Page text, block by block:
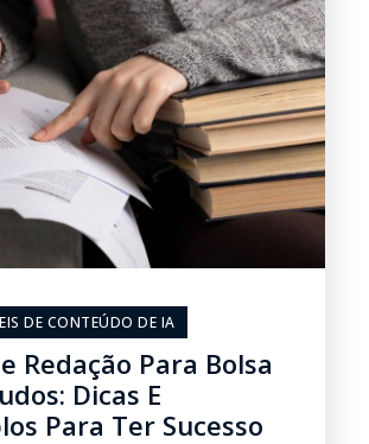
DE CONTEÚDO DE IA
Redação Para Bolsa
Dicas E
Para Ter Sucesso